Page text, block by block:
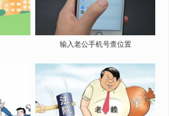
输入老公手机号查位置